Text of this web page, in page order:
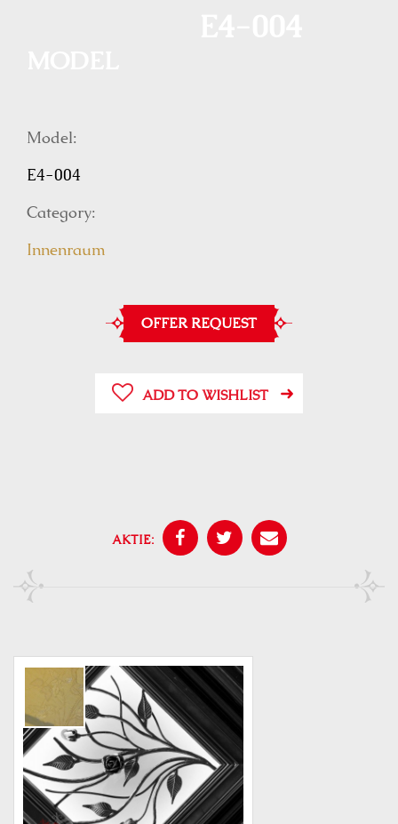
Model:
E4-004
Category:
Innenraum
OFFER REQUEST
ADD TO WISHLIST
AKTIE: